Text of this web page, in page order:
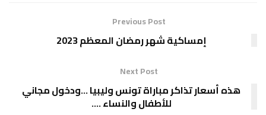
Previous Post
إمساكية شهر رمضان المعظم 2023
Next Post
هذه أسعار تذاكر مباراة تونس وليبيا …ودخول مجاني
للأطفال والنساء ….